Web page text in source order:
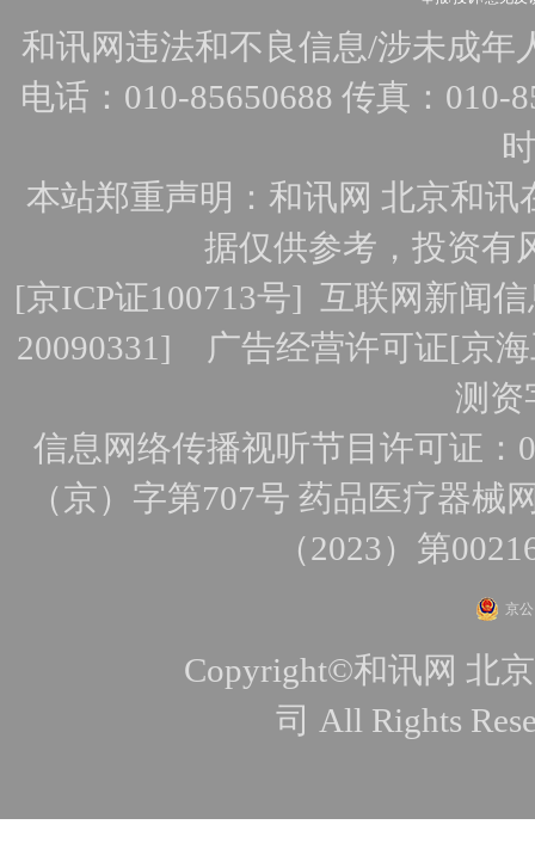
和讯网违法和不良信息/涉未成年
电话：010-85650688 传真：010-
本站郑重声明：和讯网 北京和
据仅供参考，投资有
[京ICP证100713号]互联网新闻
20090331] 广告经营许可证[京
测资
信息网络传播视听节目许可证：
（京）字第707号 药品医疗器械
（2023）第
京
Copyright©和讯网 北
司 All Rights